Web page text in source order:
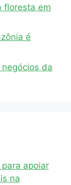
floresta em
é
da
apoiar
na